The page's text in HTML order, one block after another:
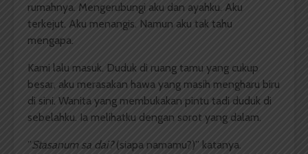
rumahnya. Mengerubungi aku dan ayahku. Aku
terkejut. Aku menangis. Namun aku tak tahu
mengapa.
Kami lalu masuk. Duduk di ruang tamu yang cukup
besar, aku merasakan hawa yang masih mengharu biru
di sini. Wanita yang membukakan pintu tadi duduk di
sebelahku. Ia melihatku dengan sorot yang dalam.
”Stasanum sa dai?(siapa namamu?)” katanya.